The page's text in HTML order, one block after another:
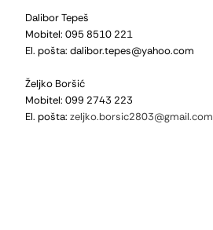
Dalibor Tepeš
Mobitel: 095 8510 221
El. pošta: dalibor.tepes@yahoo.com
Željko Boršić
Mobitel: 099 2743 223
El. pošta: zeljko.borsic2803@gmail.com